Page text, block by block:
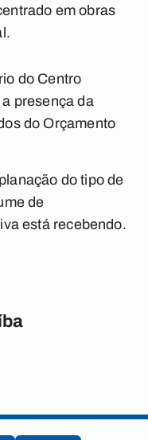
em obras
do Centro
presença da
do Orçamento
do tipo de
de
está recebendo.